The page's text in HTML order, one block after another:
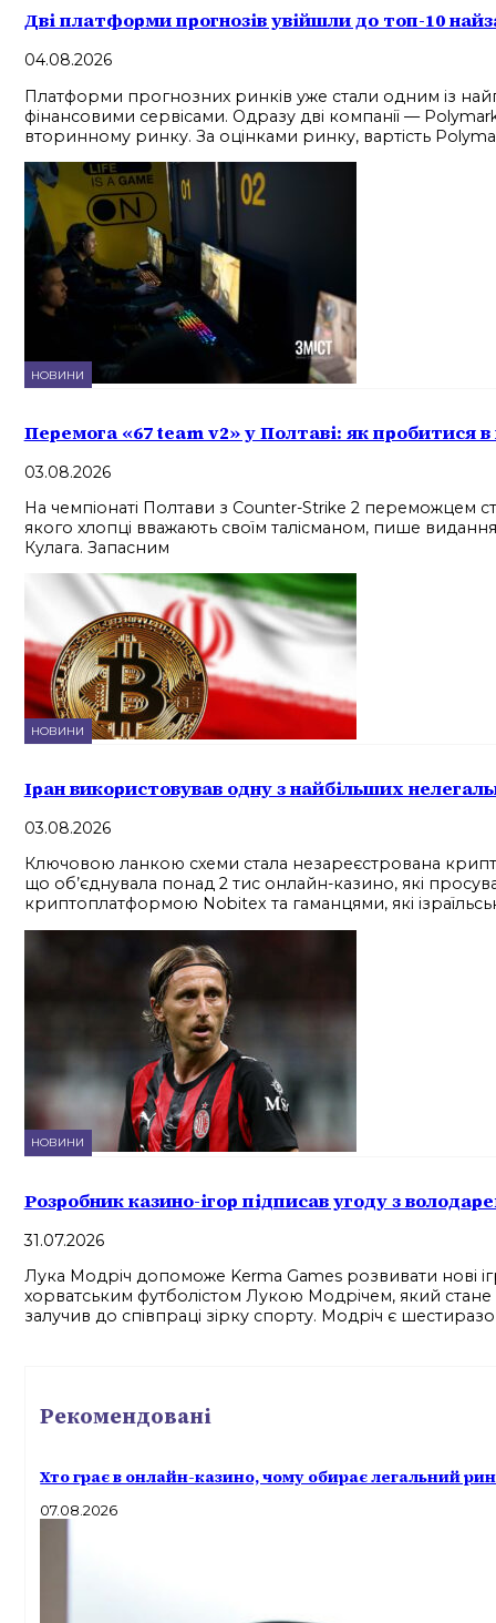
Дві платформи прогнозів увійшли до топ-10
04.08.2026
Платформи прогнозних ринків уже стали одним із
фінансовими сервісами. Одразу дві компанії —
вторинному ринку. За оцінками ринку, вартість
НОВИНИ
Перемога «67 team v2» у Полтаві: як пробитися в
03.08.2026
На чемпіонаті Полтави з Counter-Strike 2 переможцем
якого хлопці вважають своїм талісманом, пише
Кулага. Запасним
НОВИНИ
Іран використовував одну з найбільших
03.08.2026
Ключовою ланкою схеми стала незареєстрована
що об’єднувала понад 2 тис онлайн-казино, які
криптоплатформою Nobitex та гаманцями, які
НОВИНИ
Розробник казино-ігор підписав угоду з
31.07.2026
Лука Модріч допоможе Kerma Games розвивати нові
хорватським футболістом Лукою Модрічем, який
залучив до співпраці зірку спорту. Модріч є
Рекомендовані
Хто грає в онлайн-казино, чому обирає легальний
07.08.2026